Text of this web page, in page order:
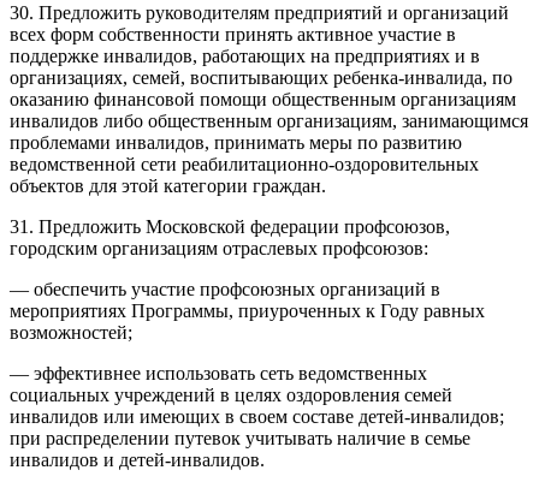
30. Предложить руководителям предприятий и организаций
всех форм собственности принять активное участие в
поддержке инвалидов, работающих на предприятиях и в
организациях, семей, воспитывающих ребенка-инвалида, по
оказанию финансовой помощи общественным организациям
инвалидов либо общественным организациям, занимающимся
проблемами инвалидов, принимать меры по развитию
ведомственной сети реабилитационно-оздоровительных
объектов для этой категории граждан.
31. Предложить Московской федерации профсоюзов,
городским организациям отраслевых профсоюзов:
— обеспечить участие профсоюзных организаций в
мероприятиях Программы, приуроченных к Году равных
возможностей;
— эффективнее использовать сеть ведомственных
социальных учреждений в целях оздоровления семей
инвалидов или имеющих в своем составе детей-инвалидов;
при распределении путевок учитывать наличие в семье
инвалидов и детей-инвалидов.